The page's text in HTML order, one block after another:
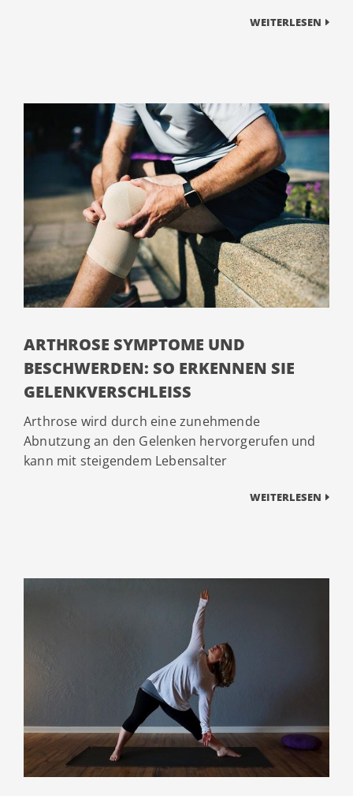
WEITERLESEN
ARTHROSE SYMPTOME UND
BESCHWERDEN: SO ERKENNEN SIE
GELENKVERSCHLEISS
Arthrose wird durch eine zunehmende
Abnutzung an den Gelenken hervorgerufen und
kann mit steigendem Lebensalter
WEITERLESEN